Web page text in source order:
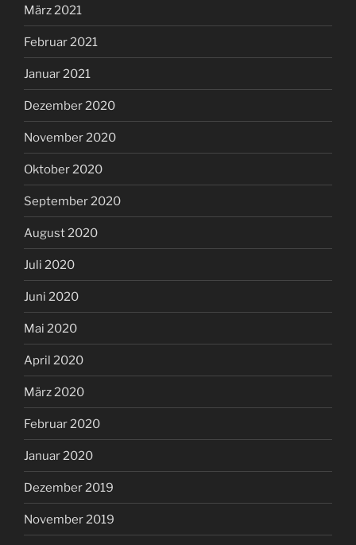
März 2021
Februar 2021
Januar 2021
Dezember 2020
November 2020
Oktober 2020
September 2020
August 2020
Juli 2020
Juni 2020
Mai 2020
April 2020
März 2020
Februar 2020
Januar 2020
Dezember 2019
November 2019